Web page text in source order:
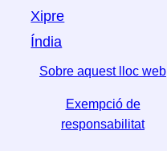
Xipre
Índia
Sobre aquest lloc web
Exempció de
responsabilitat